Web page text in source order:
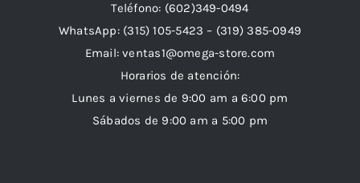
Teléfono: (602)349-0494
WhatsApp: (315) 105-5423 – (319) 385-0949
Email:ventas1@omega-store.com
Horarios de atención:
Lunes a viernes de 9:00 am a 6:00 pm
Sábados de 9:00 am a 5:00 pm